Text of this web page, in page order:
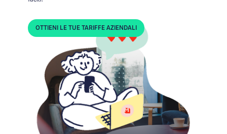
OTTIENI LE TUE TARIFFE AZIENDALI